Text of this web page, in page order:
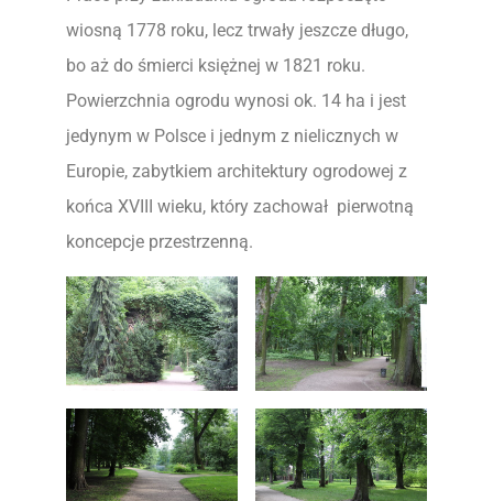
wiosną 1778 roku, lecz trwały jeszcze długo,
bo aż do śmierci księżnej w 1821 roku.
Powierzchnia ogrodu wynosi ok. 14 ha i jest
jedynym w Polsce i jednym z nielicznych w
Europie, zabytkiem architektury ogrodowej z
końca XVIII wieku, który zachował pierwotną
koncepcje przestrzenną.